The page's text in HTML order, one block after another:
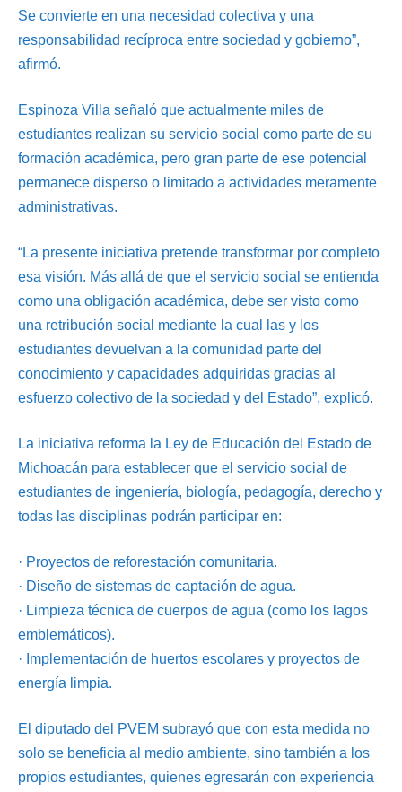
Se convierte en una necesidad colectiva y una
responsabilidad recíproca entre sociedad y gobierno”,
afirmó.
Espinoza Villa señaló que actualmente miles de
estudiantes realizan su servicio social como parte de su
formación académica, pero gran parte de ese potencial
permanece disperso o limitado a actividades meramente
administrativas.
“La presente iniciativa pretende transformar por completo
esa visión. Más allá de que el servicio social se entienda
como una obligación académica, debe ser visto como
una retribución social mediante la cual las y los
estudiantes devuelvan a la comunidad parte del
conocimiento y capacidades adquiridas gracias al
esfuerzo colectivo de la sociedad y del Estado”, explicó.
La iniciativa reforma la Ley de Educación del Estado de
Michoacán para establecer que el servicio social de
estudiantes de ingeniería, biología, pedagogía, derecho y
todas las disciplinas podrán participar en:
· Proyectos de reforestación comunitaria.
· Diseño de sistemas de captación de agua.
· Limpieza técnica de cuerpos de agua (como los lagos
emblemáticos).
· Implementación de huertos escolares y proyectos de
energía limpia.
El diputado del PVEM subrayó que con esta medida no
solo se beneficia al medio ambiente, sino también a los
propios estudiantes, quienes egresarán con experiencia